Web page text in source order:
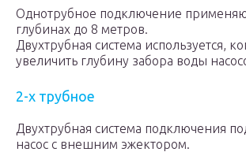
Однотрубное подключение
глубинах до 8 метров.
Двухтрубная система используется,
увеличить глубину забора воды
2-х трубное
Двухтрубная система подключения
насос с внешним эжектором.